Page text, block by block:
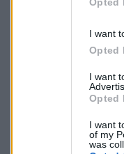
I want
Opted
I want
Opted
I want
of my
was